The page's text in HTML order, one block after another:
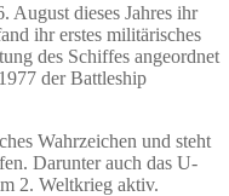
August dieses Jahres ihr
ihr erstes militärisches
des Schiffes angeordnet
der Battleship
Wahrzeichen und steht
Darunter auch das U-
2. Weltkrieg aktiv.